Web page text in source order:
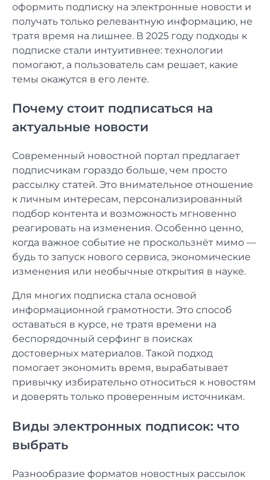
оформить подписку на электронные новости и
получать только релевантную информацию, не
тратя время на лишнее. В 2025 году подходы к
подписке стали интуитивнее: технологии
помогают, а пользователь сам решает, какие
темы окажутся в его ленте.
Почему стоит подписаться на
актуальные новости
Современный новостной портал предлагает
подписчикам гораздо больше, чем просто
рассылку статей. Это внимательное отношение
к личным интересам, персонализированный
подбор контента и возможность мгновенно
реагировать на изменения. Особенно ценно,
когда важное событие не проскользнёт мимо —
будь то запуск нового сервиса, экономические
изменения или необычные открытия в науке.
Для многих подписка стала основой
информационной грамотности. Это способ
оставаться в курсе, не тратя времени на
беспорядочный серфинг в поисках
достоверных материалов. Такой подход
помогает экономить время, вырабатывает
привычку избирательно относиться к новостям
и доверять только проверенным источникам.
Виды электронных подписок: что
выбрать
Разнообразие форматов новостных рассылок